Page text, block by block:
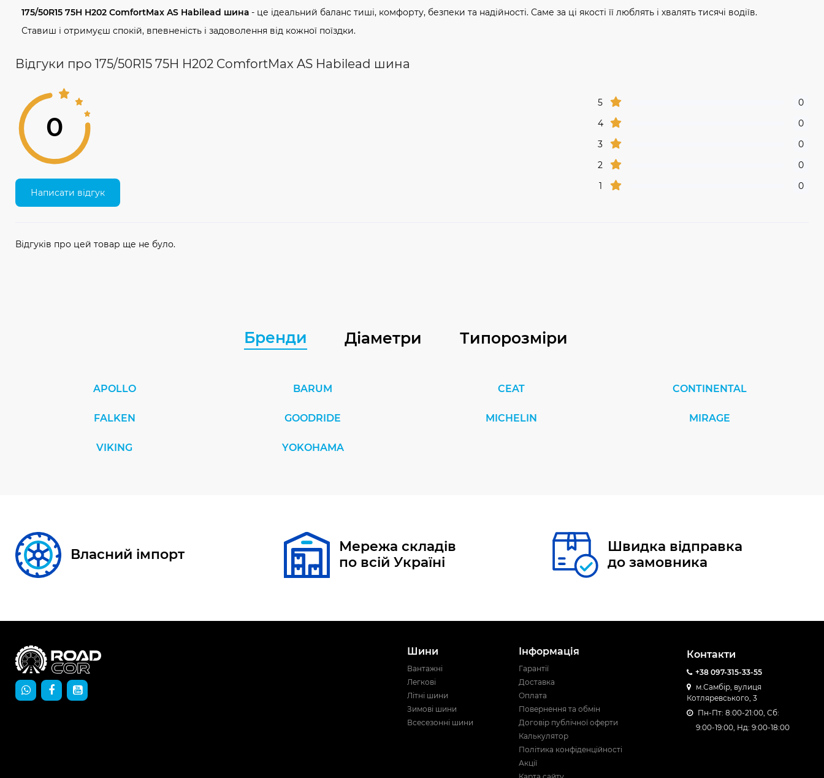
175/50R15 75H H202 ComfortMax AS Habilead шина - це ідеальний баланс тиші, комфорту, безпеки та надійності. Саме за ці якості її люблять і хвалять тисячі водіїв.
Ставиш і отримуєш спокій, впевненість і задоволення від кожної поїздки.
Відгуки про 175/50R15 75H H202 ComfortMax AS Habilead шина
0
Написати відгук
5
0
4
0
3
0
2
0
1
0
Відгуків про цей товар ще не було.
Бренди Діаметри Типорозміри
APOLLO BARUM CEAT CONTINENTAL
FALKEN GOODRIDE MICHELIN MIRAGE
VIKING YOKOHAMA
Власний імпорт
Мережа складів
по всій Україні
Швидка відправка
до замовника
Шини
Вантажні
Легкові
Літні шини
Зимові шини
Всесезонні шини
Інформація
Гарантії
Доставка
Оплата
Повернення та обмін
Договір публічної оферти
Калькулятор
Політика конфіденційності
Акції
Контакти
+38 097-315-33-55
м.Самбір, вулиця
Котляревського, 3
Пн-Пт: 8:00-21:00, Сб:
9:00-19:00, Нд: 9:00-18:00